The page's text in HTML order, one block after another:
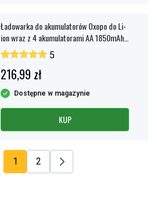
Ładowarka do akumulatorów Oxopo do Li-
ion wraz z 4 akumulatorami AA 1850mAh
Li-ion
5
216,99 zł
Dostępne w magazynie
KUP
1 2